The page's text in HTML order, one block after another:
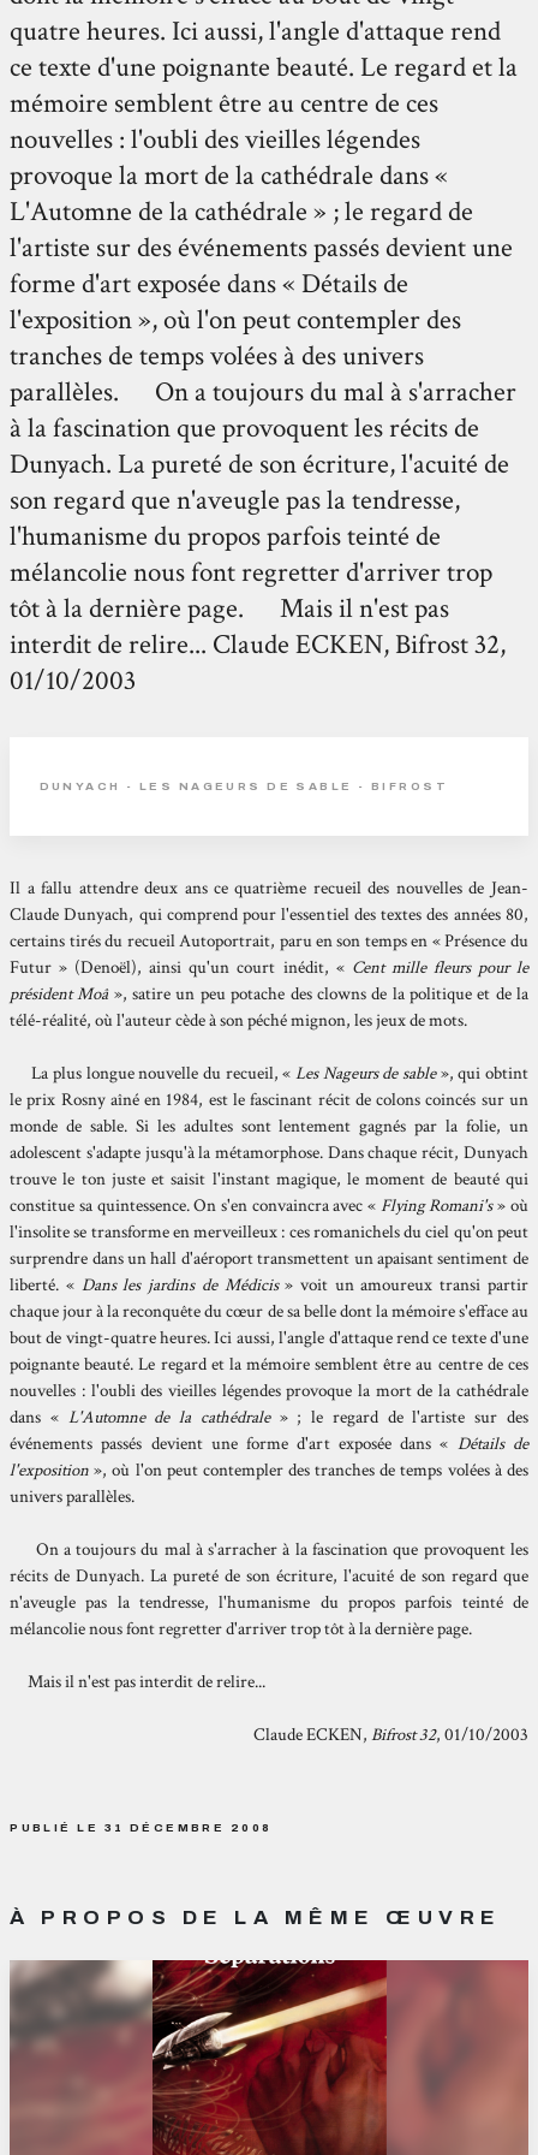
quatre heures. Ici aussi, l'angle d'attaque rend
ce texte d'une poignante beauté. Le regard et la
mémoire semblent être au centre de ces
nouvelles : l'oubli des vieilles légendes
provoque la mort de la cathédrale dans «
L'Automne de la cathédrale » ; le regard de
l'artiste sur des événements passés devient une
forme d'art exposée dans « Détails de
l'exposition », où l'on peut contempler des
tranches de temps volées à des univers
parallèles. On a toujours du mal à s'arracher
à la fascination que provoquent les récits de
Dunyach. La pureté de son écriture, l'acuité de
son regard que n'aveugle pas la tendresse,
l'humanisme du propos parfois teinté de
mélancolie nous font regretter d'arriver trop
tôt à la dernière page. Mais il n'est pas
interdit de relire... Claude ECKEN, Bifrost 32,
01/10/2003
DUNYACH - LES NAGEURS DE SABLE - BIFROST
Il a fallu attendre deux ans ce quatrième recueil des nouvelles de Jean-
Claude Dunyach, qui comprend pour l'essentiel des textes des années 80,
certains tirés du recueil Autoportrait, paru en son temps en « Présence du
Futur » (Denoël), ainsi qu'un court inédit, « Cent mille fleurs pour le
président Moâ», satire un peu potache des clowns de la politique et de la
télé-réalité, où l'auteur cède à son péché mignon, les jeux de mots.
La plus longue nouvelle du recueil, « Les Nageurs de sable», qui obtint
le prix Rosny aîné en 1984, est le fascinant récit de colons coincés sur un
monde de sable. Si les adultes sont lentement gagnés par la folie, un
adolescent s'adapte jusqu'à la métamorphose. Dans chaque récit, Dunyach
trouve le ton juste et saisit l'instant magique, le moment de beauté qui
constitue sa quintessence. On s'en convaincra avec « Flying Romani's» où
l'insolite se transforme en merveilleux : ces romanichels du ciel qu'on peut
surprendre dans un hall d'aéroport transmettent un apaisant sentiment de
liberté. « Dans les jardins de Médicis» voit un amoureux transi partir
chaque jour à la reconquête du cœur de sa belle dont la mémoire s'efface au
bout de vingt-quatre heures. Ici aussi, l'angle d'attaque rend ce texte d'une
poignante beauté. Le regard et la mémoire semblent être au centre de ces
nouvelles : l'oubli des vieilles légendes provoque la mort de la cathédrale
dans « L'Automne de la cathédrale » ; le regard de l'artiste sur des
événements passés devient une forme d'art exposée dans « Détails de
l'exposition », où l'on peut contempler des tranches de temps volées à des
univers parallèles.
On a toujours du mal à s'arracher à la fascination que provoquent les
récits de Dunyach. La pureté de son écriture, l'acuité de son regard que
n'aveugle pas la tendresse, l'humanisme du propos parfois teinté de
mélancolie nous font regretter d'arriver trop tôt à la dernière page.
Mais il n'est pas interdit de relire...
Claude ECKEN, Bifrost 32, 01/10/2003
PUBLIÉ LE 31 DÉCEMBRE 2008
À PROPOS DE LA MÊME ŒUVRE